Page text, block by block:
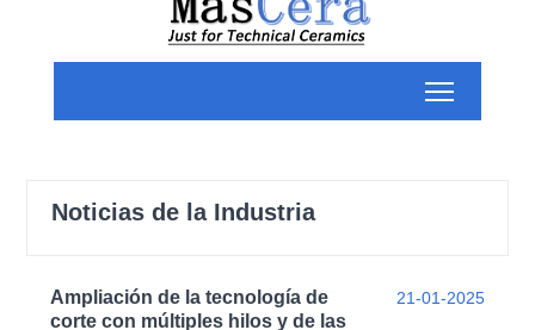
Noticias de la Industria
Ampliación de la tecnología de
corte con múltiples hilos y de las
21-01-2025